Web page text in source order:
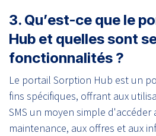
3. Qu’est-ce que le
Hub et quelles sont
fonctionnalités ?
Le portail Sorption Hub est un
fins spécifiques, offrant aux
SMS un moyen simple d'accéder
maintenance, aux offres et aux